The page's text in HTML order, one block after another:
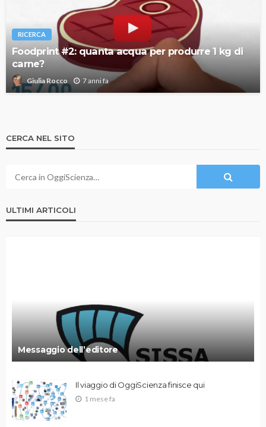
RICERCA
Foodprint #2: quanta acqua per produrre 1 kg di
carne?
Giulia Rocco 7 anni fa
CERCA NEL SITO
ULTIMI ARTICOLI
Messaggio dell’editore
Il viaggio di OggiScienza finisce qui
1 mese fa